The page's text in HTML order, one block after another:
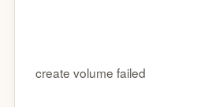
create volume failed